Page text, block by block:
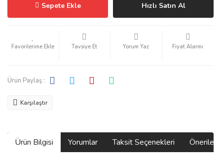
Sepete Ekle Hızlı Satın Al
Tavsiye Et Yorum Yaz Fiyat Alarmı
Ürün Paylaş :
Karşılaştır
Ürün Bilgisi Yorumlar Taksit Seçenekleri